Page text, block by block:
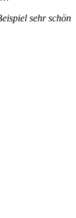
sehr schön